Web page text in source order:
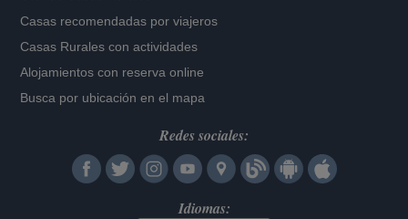
Casas recomendadas por viajeros
Casas Rurales con actividades
Alojamientos con reserva online
Busca por ubicación en el mapa
Redes sociales:
Idiomas: